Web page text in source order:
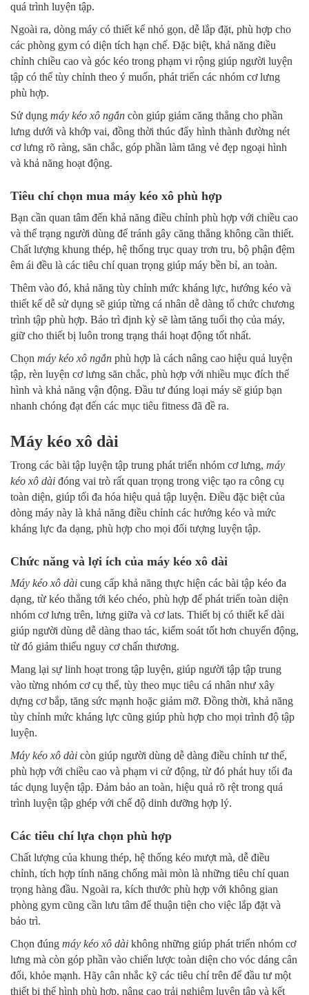
quá trình luyện tập.
Ngoài ra, dòng máy có thiết kế nhỏ gọn, dễ lắp đặt, phù hợp cho
các phòng gym có diện tích hạn chế. Đặc biệt, khả năng điều
chỉnh chiều cao và góc kéo trong phạm vi rộng giúp người luyện
tập có thể tùy chỉnh theo ý muốn, phát triển các nhóm cơ lưng
phù hợp.
Sử dụng máy kéo xô ngắn còn giúp giảm căng thẳng cho phần
lưng dưới và khớp vai, đồng thời thúc đẩy hình thành đường nét
cơ lưng rõ ràng, săn chắc, góp phần làm tăng vẻ đẹp ngoại hình
và khả năng hoạt động.
Tiêu chí chọn mua máy kéo xô phù hợp
Bạn cần quan tâm đến khả năng điều chỉnh phù hợp với chiều cao
và thể trạng người dùng để tránh gây căng thẳng không cần thiết.
Chất lượng khung thép, hệ thống trục quay trơn tru, bộ phận đệm
êm ái đều là các tiêu chí quan trọng giúp máy bền bỉ, an toàn.
Thêm vào đó, khả năng tùy chỉnh mức kháng lực, hướng kéo và
thiết kế dễ sử dụng sẽ giúp từng cá nhân dễ dàng tổ chức chương
trình tập phù hợp. Bảo trì định kỳ sẽ làm tăng tuổi thọ của máy,
giữ cho thiết bị luôn trong trạng thái hoạt động tốt nhất.
Chọn máy kéo xô ngắn phù hợp là cách nâng cao hiệu quả luyện
tập, rèn luyện cơ lưng săn chắc, phù hợp với nhiều mục đích thể
hình và khả năng vận động. Đầu tư đúng loại máy sẽ giúp bạn
nhanh chóng đạt đến các mục tiêu fitness đã đề ra.
Máy kéo xô dài
Trong các bài tập luyện tập trung phát triển nhóm cơ lưng, máy
kéo xô dài đóng vai trò rất quan trọng trong việc tạo ra công cụ
toàn diện, giúp tối đa hóa hiệu quả tập luyện. Điều đặc biệt của
dòng máy này là khả năng điều chỉnh các hướng kéo và mức
kháng lực đa dạng, phù hợp cho mọi đối tượng luyện tập.
Chức năng và lợi ích của máy kéo xô dài
Máy kéo xô dài cung cấp khả năng thực hiện các bài tập kéo đa
dạng, từ kéo thẳng tới kéo chéo, phù hợp để phát triển toàn diện
nhóm cơ lưng trên, lưng giữa và cơ lats. Thiết bị có thiết kế dài
giúp người dùng dễ dàng thao tác, kiểm soát tốt hơn chuyển động,
từ đó giảm thiểu nguy cơ chấn thương.
Mang lại sự linh hoạt trong tập luyện, giúp người tập tập trung
vào từng nhóm cơ cụ thể, tùy theo mục tiêu cá nhân như xây
dựng cơ bắp, tăng sức mạnh hoặc giảm mỡ. Đồng thời, khả năng
tùy chỉnh mức kháng lực cũng giúp phù hợp cho mọi trình độ tập
luyện.
Máy kéo xô dài còn giúp người dùng dễ dàng điều chỉnh tư thế,
phù hợp với chiều cao và phạm vi cử động, từ đó phát huy tối đa
tác dụng luyện tập. Đảm bảo an toàn, hiệu quả rõ rệt trong quá
trình luyện tập ghép với chế độ dinh dưỡng hợp lý.
Các tiêu chí lựa chọn phù hợp
Chất lượng của khung thép, hệ thống kéo mượt mà, dễ điều
chỉnh, tích hợp tính năng chống mài mòn là những tiêu chí quan
trọng hàng đầu. Ngoài ra, kích thước phù hợp với không gian
phòng gym cũng cần lưu tâm để thuận tiện cho việc lắp đặt và
bảo trì.
Chọn đúng máy kéo xô dài không những giúp phát triển nhóm cơ
lưng mà còn góp phần vào chiến lược toàn diện cho vóc dáng cân
đối, khỏe mạnh. Hãy cân nhắc kỹ các tiêu chí trên để đầu tư một
thiết bị thể hình phù hợp, nâng cao trải nghiệm luyện tập và kết